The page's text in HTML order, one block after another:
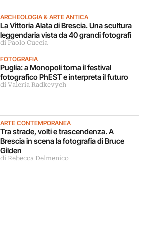
ARCHEOLOGIA & ARTE ANTICA
La Vittoria Alata di Brescia. Una scultura
leggendaria vista da 40 grandi fotografi
di Paolo Cuccia
FOTOGRAFIA
Puglia: a Monopoli torna il festival
fotografico PhEST e interpreta il futuro
di Valeria Radkevych
ARTE CONTEMPORANEA
Tra strade, volti e trascendenza. A
Brescia in scena la fotografia di Bruce
Gilden
di Rebecca Delmenico